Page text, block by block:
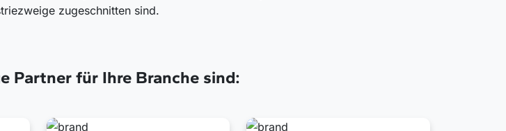
zugeschnitten sind.
Partner für Ihre Branche sind: